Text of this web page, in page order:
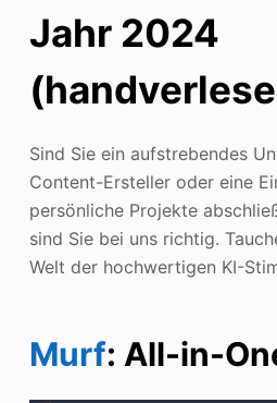
Jahr 2024
Sind Sie ein aufstrebendes
Content-Ersteller oder eine
persönliche Projekte
sind Sie bei uns richtig.
Welt der hochwertigen KI-
Murf: All-in-